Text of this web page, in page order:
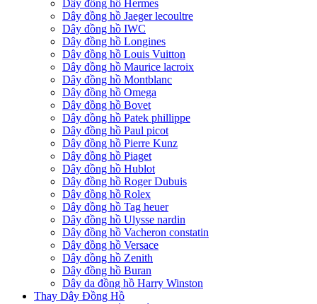
Dây đồng hồ Hermes
Dây đồng hồ Jaeger lecoultre
Dây đồng hồ IWC
Dây đồng hồ Longines
Dây đồng hồ Louis Vuitton
Dây đồng hồ Maurice lacroix
Dây đồng hồ Montblanc
Dây đồng hồ Omega
Dây đồng hồ Bovet
Dây đồng hồ Patek phillippe
Dây đồng hồ Paul picot
Dây đồng hồ Pierre Kunz
Dây đồng hồ Piaget
Dây đồng hồ Hublot
Dây đồng hồ Roger Dubuis
Dây đồng hồ Rolex
Dây đồng hồ Tag heuer
Dây đồng hồ Ulysse nardin
Dây đồng hồ Vacheron constatin
Dây đồng hồ Versace
Dây đồng hồ Zenith
Dây đồng hồ Buran
Dây da đồng hồ Harry Winston
Thay Dây Đồng Hồ